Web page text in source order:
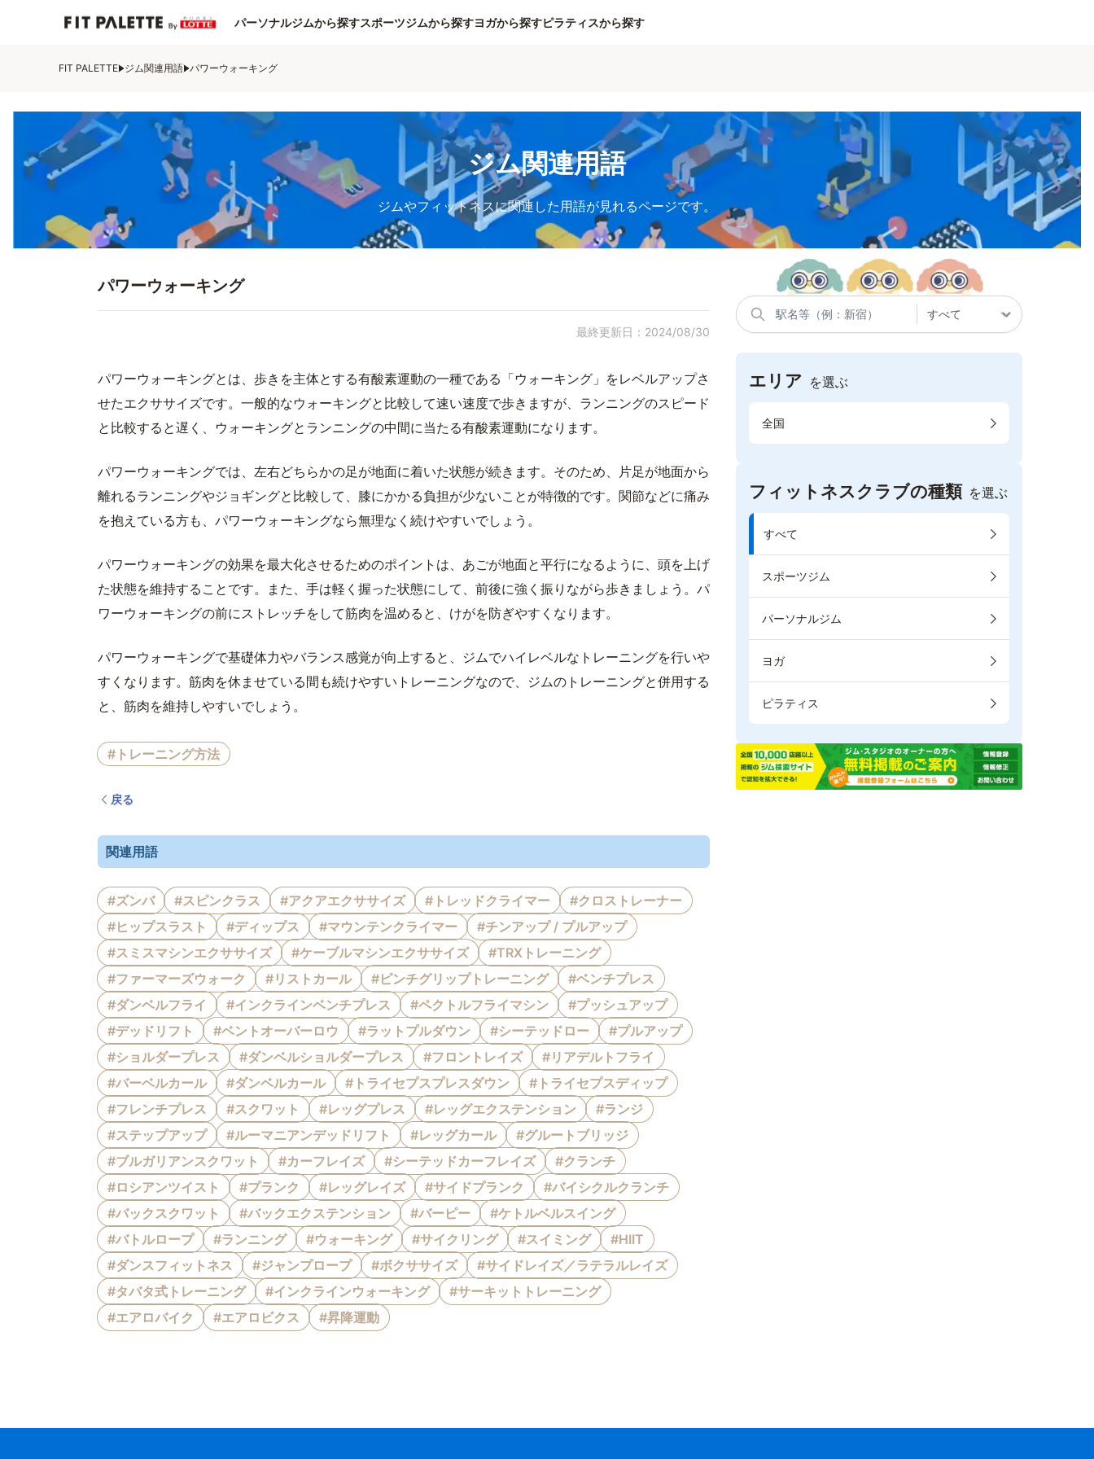
パーソナルジムから探すスポーツジムから探すヨガから探すピラティスから探す
FIT PALETTE ジム関連用語 パワーウォーキング
ジム関連用語
ジムやフィットネスに関連した用語が見れるページです。
パワーウォーキング
最終更新日：2024/08/30
パワーウォーキングとは、歩きを主体とする有酸素運動の一種である「ウォーキング」をレベルアップさ
せたエクササイズです。一般的なウォーキングと比較して速い速度で歩きますが、ランニングのスピード
と比較すると遅く、ウォーキングとランニングの中間に当たる有酸素運動になります。
パワーウォーキングでは、左右どちらかの足が地面に着いた状態が続きます。そのため、片足が地面から
離れるランニングやジョギングと比較して、膝にかかる負担が少ないことが特徴的です。関節などに痛み
を抱えている方も、パワーウォーキングなら無理なく続けやすいでしょう。
パワーウォーキングの効果を最大化させるためのポイントは、あごが地面と平行になるように、頭を上げ
た状態を維持することです。また、手は軽く握った状態にして、前後に強く振りながら歩きましょう。パ
ワーウォーキングの前にストレッチをして筋肉を温めると、けがを防ぎやすくなります。
パワーウォーキングで基礎体力やバランス感覚が向上すると、ジムでハイレベルなトレーニングを行いや
すくなります。筋肉を休ませている間も続けやすいトレーニングなので、ジムのトレーニングと併用する
と、筋肉を維持しやすいでしょう。
#トレーニング方法
戻る
関連用語
#ズンバ #スピンクラス #アクアエクササイズ #トレッドクライマー
#クロストレーナー
#ヒップスラスト
#ディップス #マウンテンクライマー
#チンアップ / プルアップ
#スミスマシンエクササイズ
#ケーブルマシンエクササイズ
#TRXトレーニング
#ファーマーズウォーク
#リストカール #ピンチグリップトレーニング
#ベンチプレス
#ダンベルフライ
#インクラインベンチプレス #ペクトルフライマシン
#プッシュアップ
#デッドリフト
#ベントオーバーロウ #ラットプルダウン #シーテッドロー
#プルアップ
#ショルダープレス
#ダンベルショルダープレス #フロントレイズ
#リアデルトフライ
#バーベルカール
#ダンベルカール #トライセプスプレスダウン
#トライセプスディップ
#フレンチプレス
#スクワット #レッグプレス #レッグエクステンション
#ランジ
#ステップアップ
#ルーマニアンデッドリフト #レッグカール
#グルートブリッジ
#ブルガリアンスクワット
#カーフレイズ #シーテッドカーフレイズ
#クランチ
#ロシアンツイスト
#プランク #レッグレイズ #サイドプランク
#バイシクルクランチ
#バックスクワット
#バックエクステンション #バーピー
#ケトルベルスイング
#バトルロープ
#ランニング #ウォーキング #サイクリング #スイミング
#HIIT
#ダンスフィットネス
#ジャンプロープ #ボクササイズ
#サイドレイズ／ラテラルレイズ
#タバタ式トレーニング
#インクラインウォーキング
#サーキットトレーニング
#エアロバイク
#エアロビクス #昇降運動
エリア を選ぶ
全国
フィットネスクラブの種類 を選ぶ
すべて
スポーツジム
パーソナルジム
ヨガ
ピラティス